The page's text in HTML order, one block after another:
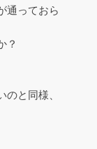
通っておら
？
と同様、